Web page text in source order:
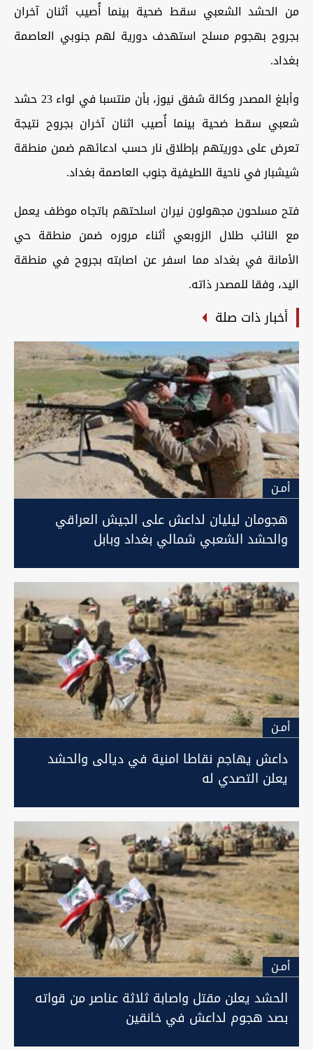
من الحشد الشعبي سقط ضحية بينما أُصيب أثنان آخران
بجروح بهجوم مسلح استهدف دورية لهم جنوبي العاصمة
بغداد.
وأبلغ المصدر وكالة شفق نيوز، بأن منتسبا في لواء 23 حشد
شعبي سقط ضحية بينما أُصيب اثنان آخران بجروح نتيجة
تعرض على دوريتهم بإطلاق نار حسب ادعائهم ضمن منطقة
شيشبار في ناحية اللطيفية جنوب العاصمة بغداد.
فتح مسلحون مجهولون نيران اسلحتهم باتجاه موظف يعمل
مع النائب طلال الزوبعي أثناء مروره ضمن منطقة حي
الأمانة في بغداد مما اسفر عن اصابته بجروح في منطقة
اليد، وفقا للمصدر ذاته.
أخبار ذات صلة
أمـن
هجومان ليليان لداعش على الجيش العراقي
والحشد الشعبي شمالي بغداد وبابل
أمـن
داعش يهاجم نقاطا امنية في ديالى والحشد
يعلن التصدي له
أمـن
الحشد يعلن مقتل واصابة ثلاثة عناصر من قواته
بصد هجوم لداعش في خانقين